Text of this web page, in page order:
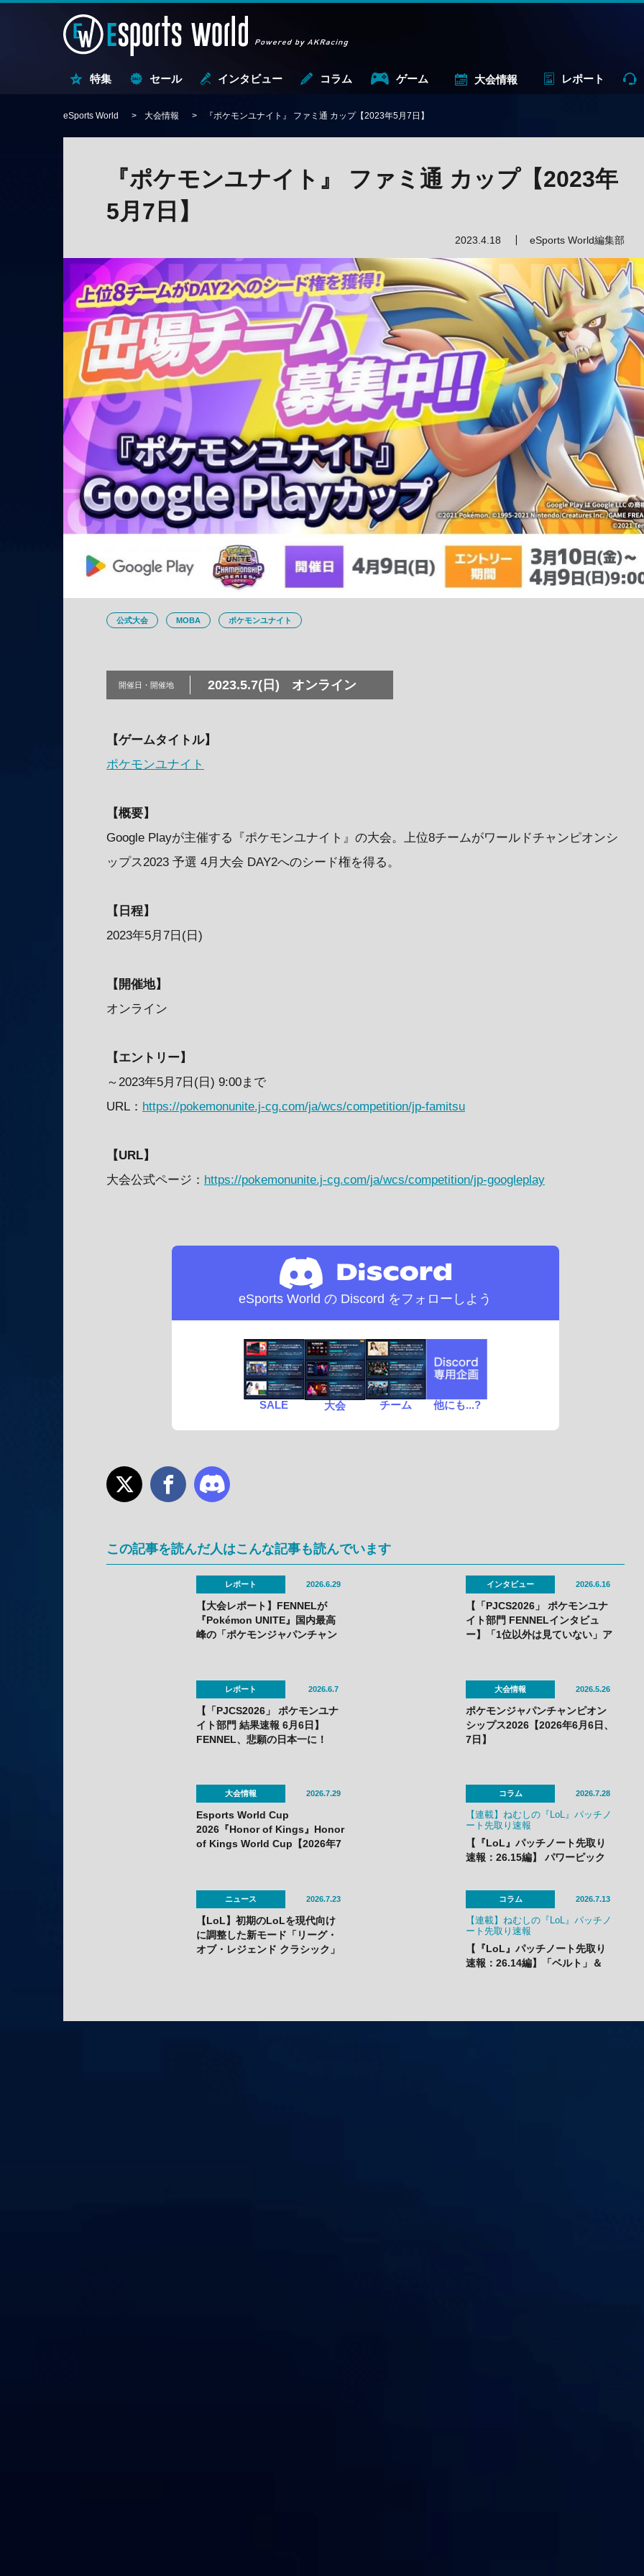
特集 セール インタビュー コラム ゲーム 大会情報 レポート
eSports World 大会情報 『ポケモンユナイト』 ファミ通 カップ【2023年5月7日】
『ポケモンユナイト』 ファミ通 カップ【2023年
5月7日】
2023.4.18 eSports World編集部
公式大会 MOBA ポケモンユナイト
開催日・ 開催地 2023.5.7(日) オンライン
【ゲームタイトル】
ポケモンユナイト
【概要】
Google Playが主催する『ポケモンユナイト』の大会。上位8チームがワールドチャンピオンシ
ップス2023 予選 4月大会 DAY2へのシード権を得る。
【日程】
2023年5月7日(日)
【開催地】
オンライン
【エントリー】
～2023年5月7日(日) 9:00まで
URL： https://pokemonunite.j-cg.com/ja/wcs/competition/jp-famitsu
【URL】
大会公式ページ： https://pokemonunite.j-cg.com/ja/wcs/competition/jp-googleplay
eSports World の Discord をフォローしよう
SALE 大会 チーム 他にも...?
この記事を読んだ人はこんな記事も読んでいます
レポート 2026.6.29
【大会レポート】FENNELが
『Pokémon UNITE』国内最高
峰の「ポケモンジャパンチャン
インタビュー 2026.6.16
【「PJCS2026」 ポケモンユナ
イト部門 FENNELインタビュ
ー】「1位以外は見ていない」ア
レポート 2026.6.7
【「PJCS2026」 ポケモンユナ
イト部門 結果速報 6月6日】
FENNEL、悲願の日本一に！
大会情報 2026.5.26
ポケモンジャパンチャンピオン
シップス2026【2026年6月6日、
7日】
大会情報 2026.7.29
Esports World Cup
2026『Honor of Kings』Honor
of Kings World Cup【2026年7
コラム 2026.7.28
【連載】ねむしの『LoL』パッチノ
ート先取り速報
【『LoL』パッチノート先取り
速報：26.15編】 パワーピック
ティオンブレイカー」はやり過
ぎバフでメタアイテム必至？
ニュース 2026.7.23
【LoL】初期のLoLを現代向け
に調整した新モード「リーグ・
オブ・レジェンド クラシック」
コラム 2026.7.13
【連載】ねむしの『LoL』パッチノ
ート先取り速報
【『LoL』パッチノート先取り
速報：26.14編】「ベルト」＆